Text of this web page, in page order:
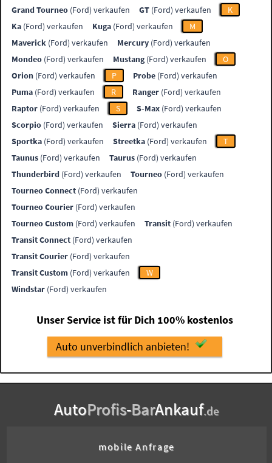
Grand Tourneo (Ford) verkaufen GT (Ford) verkaufen
K
Ka (Ford) verkaufen Kuga (Ford) verkaufen
M
Maverick (Ford) verkaufen Mercury (Ford) verkaufen
Mondeo (Ford) verkaufen Mustang(Ford) verkaufen
O
Orion (Ford) verkaufen P Probe (Ford) verkaufen
Puma (Ford) verkaufen R Ranger (Ford) verkaufen
Raptor (Ford) verkaufen S S-Max (Ford) verkaufen
Scorpio (Ford) verkaufen Sierra (Ford) verkaufen
Sportka (Ford) verkaufen Streetka (Ford) verkaufen
T
Taunus (Ford) verkaufen Taurus (Ford) verkaufen
Thunderbird (Ford) verkaufen Tourneo (Ford) verkaufen
Tourneo Connect (Ford) verkaufen
Tourneo Courier (Ford) verkaufen
Tourneo Custom (Ford) verkaufen Transit (Ford) verkaufen
Transit Connect (Ford) verkaufen
Transit Courier (Ford) verkaufen
Transit Custom (Ford) verkaufen
W
Windstar (Ford) verkaufen
Unser Service ist für Dich 100% kostenlos
Auto unverbindlich anbieten!
AutoProfis-BarAnkauf.de
mobile Anfrage